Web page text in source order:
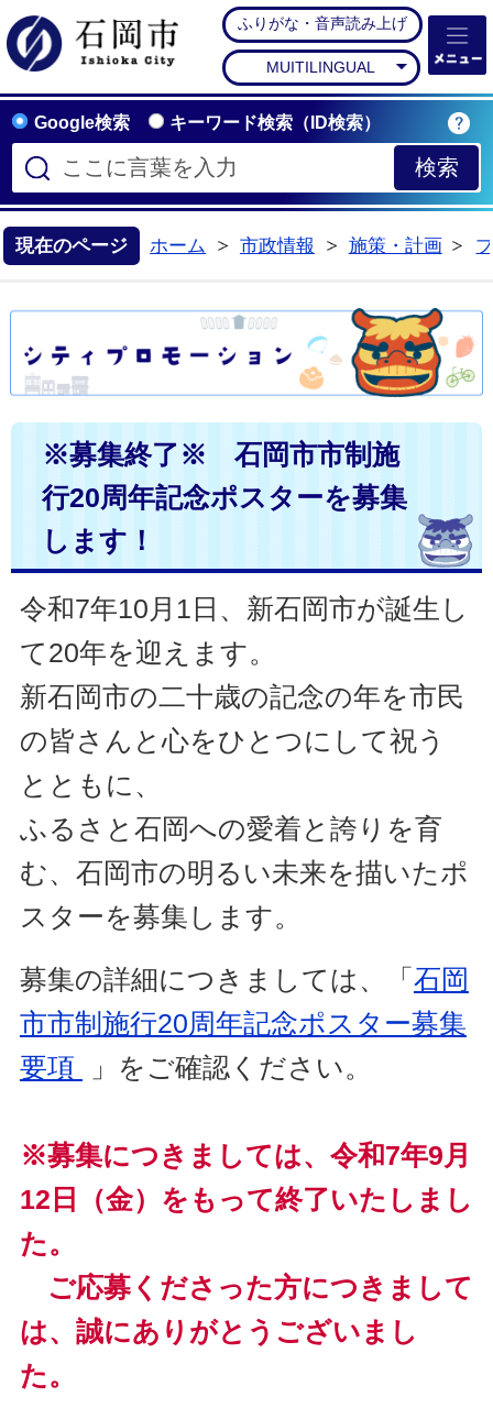
石岡市公式ホームペー
ふりがな・音声読み上げ
MUITILINGUAL
Google検索 キーワード検索（ID検索）
現在のページ ホーム 市政情報 施策・計画
※募集終了※ 石岡市市制施
行20周年記念ポスターを募集
します！
令和7年10月1日、新石岡市が誕生し
て20年を迎えます。
新石岡市の二十歳の記念の年を市民
の皆さんと心をひとつにして祝う
とともに、
ふるさと石岡への愛着と誇りを育
む、石岡市の明るい未来を描いたポ
スターを募集します。
募集の詳細につきましては、「石岡
市市制施行20周年記念ポスター募集
要項
」をご確認ください。
※募集につきましては、令和7年9月
12日（金）をもって終了いたしまし
た。
ご応募くださった方につきまして
は、誠にありがとうございまし
た。